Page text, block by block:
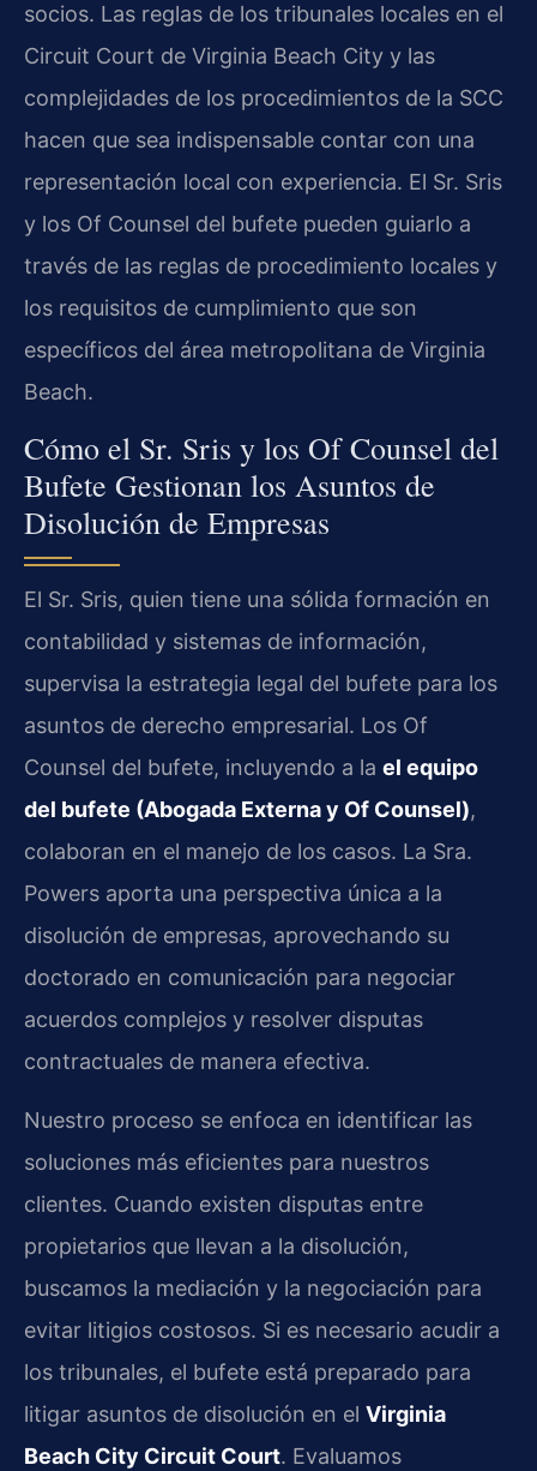
socios. Las reglas de los tribunales locales en el
Circuit Court de Virginia Beach City y las
complejidades de los procedimientos de la SCC
hacen que sea indispensable contar con una
representación local con experiencia. El Sr. Sris
y los Of Counsel del bufete pueden guiarlo a
través de las reglas de procedimiento locales y
los requisitos de cumplimiento que son
específicos del área metropolitana de Virginia
Beach.
Cómo el Sr. Sris y los Of Counsel del
Bufete Gestionan los Asuntos de
Disolución de Empresas
El Sr. Sris, quien tiene una sólida formación en
contabilidad y sistemas de información,
supervisa la estrategia legal del bufete para los
asuntos de derecho empresarial. Los Of
Counsel del bufete, incluyendo a la el equipo
del bufete (Abogada Externa y Of Counsel),
colaboran en el manejo de los casos. La Sra.
Powers aporta una perspectiva única a la
disolución de empresas, aprovechando su
doctorado en comunicación para negociar
acuerdos complejos y resolver disputas
contractuales de manera efectiva.
Nuestro proceso se enfoca en identificar las
soluciones más eficientes para nuestros
clientes. Cuando existen disputas entre
propietarios que llevan a la disolución,
buscamos la mediación y la negociación para
evitar litigios costosos. Si es necesario acudir a
los tribunales, el bufete está preparado para
litigar asuntos de disolución en el Virginia
Beach City Circuit Court. Evaluamos